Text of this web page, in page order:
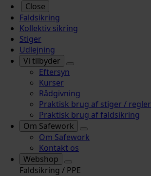
Close
Faldsikring
Kollektiv sikring
Stiger
Udlejning
Vi tilbyder
Eftersyn
Kurser
Rådgivning
Praktisk brug af stiger / regler
Praktisk brug af faldsikring
Om Safework
Om Safework
Kontakt os
Webshop
Faldsikring / PPE